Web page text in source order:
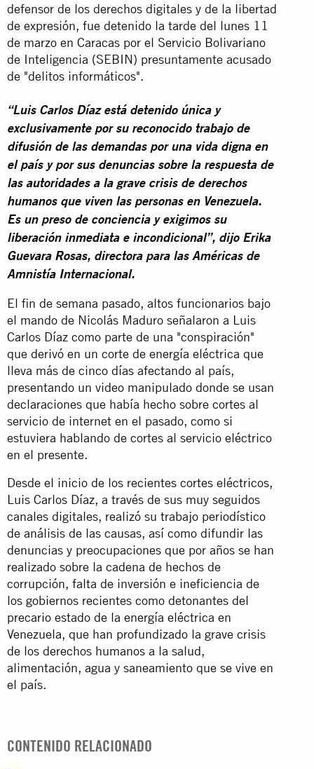
defensor de los derechos digitales y de la libertad
de expresión, fue detenido la tarde del lunes 11
de marzo en Caracas por el Servicio Bolivariano
de Inteligencia (SEBIN) presuntamente acusado
de "delitos informáticos".
“Luis Carlos Díaz está detenido única y
exclusivamente por su reconocido trabajo de
difusión de las demandas por una vida digna en
el país y por sus denuncias sobre la respuesta de
las autoridades a la grave crisis de derechos
humanos que viven las personas en Venezuela.
Es un preso de conciencia y exigimos su
liberación inmediata e incondicional”, dijo Erika
Guevara Rosas, directora para las Américas de
Amnistía Internacional.
El fin de semana pasado, altos funcionarios bajo
el mando de Nicolás Maduro señalaron a Luis
Carlos Díaz como parte de una "conspiración"
que derivó en un corte de energía eléctrica que
lleva más de cinco días afectando al país,
presentando un video manipulado donde se usan
declaraciones que había hecho sobre cortes al
servicio de internet en el pasado, como si
estuviera hablando de cortes al servicio eléctrico
en el presente.
Desde el inicio de los recientes cortes eléctricos,
Luis Carlos Díaz, a través de sus muy seguidos
canales digitales, realizó su trabajo periodístico
de análisis de las causas, así como difundir las
denuncias y preocupaciones que por años se han
realizado sobre la cadena de hechos de
corrupción, falta de inversión e ineficiencia de
los gobiernos recientes como detonantes del
precario estado de la energía eléctrica en
Venezuela, que han profundizado la grave crisis
de los derechos humanos a la salud,
alimentación, agua y saneamiento que se vive en
el país.
CONTENIDO RELACIONADO